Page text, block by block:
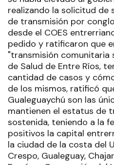
realizando la solicitud de
de transmisión por
desde el COES
pedido y ratificaron que
"transmisión comunitaria
de Salud de Entre Ríos,
cantidad de casos y
de los mismos, ratificó
Gualeguaychú son las
mantienen el estatus de
sostenida, teniendo a la
positivos la capital
la ciudad de la costa del
Crespo, Gualeguay,